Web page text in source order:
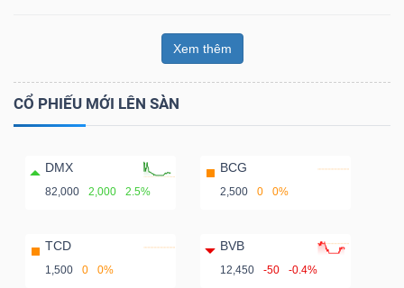
Xem thêm
CỔ PHIẾU MỚI LÊN SÀN
DMX
82,000 2,000 2.5%
BCG
2,500 0 0%
TCD
1,500 0 0%
BVB
12,450 -50 -0.4%